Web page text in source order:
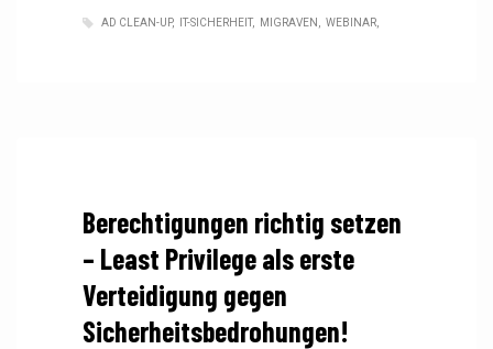
AD CLEAN-UP IT-SICHERHEIT MIGRAVEN WEBINAR
Berechtigungen richtig setzen
– Least Privilege als erste
Verteidigung gegen
Sicherheitsbedrohungen!